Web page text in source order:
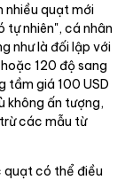
nhiều quạt mới
tự nhiên", cá nhân
như là đối lập với
120 độ sang
tầm giá 100 USD
không ấn tượng,
các mẫu từ
quạt có thể điều